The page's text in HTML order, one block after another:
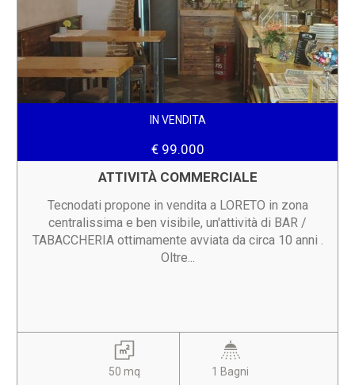
IN VENDITA
€ 99.000
ATTIVITÀ COMMERCIALE
Tecnodati propone in vendita a LORETO in zona
centralissima e ben visibile, un'attività di BAR /
TABACCHERIA ottimamente avviata da circa 10 anni .
Oltre...
50 mq 1 Bagni